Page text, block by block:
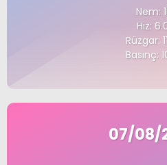
Nem:
Hız:
Rüzgar:
Basınç:
07/08/